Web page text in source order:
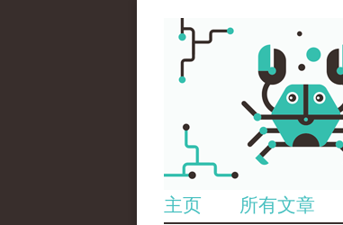
主页 所有文章